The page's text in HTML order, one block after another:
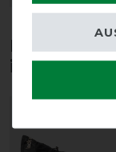
Diese